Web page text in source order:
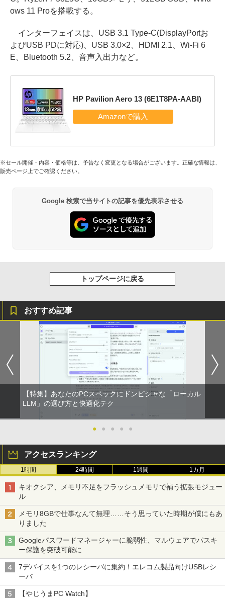
ows 11 Proを搭載する。
インターフェイスは、USB 3.1 Type-C(DisplayPortお
よびUSB PDに対応)、USB 3.0×2、HDMI 2.1、Wi-Fi 6
E、Bluetooth 5.2、音声入出力など。
HP Pavilion Aero 13 (6E1T8PA-AABI)
※セール開催・内容・価格等は、予告なく変更となる場合がございます。正確な情報は、
販売ページ上でご確認ください。
Google 検索で当サイトの記事を優先表示させる
トップページに戻る
おすすめ記事
【特集】あなたのPCスペックにドンピシャな「ローカル
LLM」の選び方と快適化テク
● ● ● ● ●
アクセスランキング
1時間 24時間 1週間 1カ月
キオクシア、メモリ不足をフラッシュメモリで補う拡張モジュー
ル
メモリ8GBで仕事なんて無理……そう思っていた時期が僕にもあ
りました
Googleパスワードマネージャーに脆弱性、マルウェアでパスキ
ー保護を突破可能に
7デバイスを1つのレシーバに集約！エレコム製品向けUSBレシ
ーバ
【やじうまPC Watch】